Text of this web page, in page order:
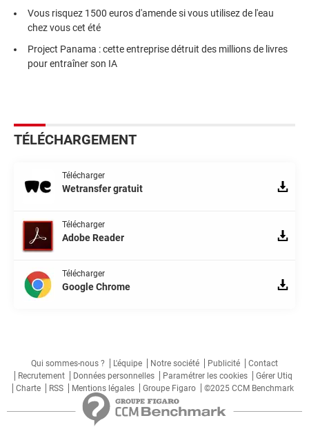
Vous risquez 1500 euros d'amende si vous utilisez de l'eau
chez vous cet été
Project Panama : cette entreprise détruit des millions de livres
pour entraîner son IA
TÉLÉCHARGEMENT
Télécharger
Wetransfer gratuit
Télécharger
Adobe Reader
Télécharger
Google Chrome
Qui sommes-nous ? L'équipe Notre société Publicité
Contact
Recrutement
Données personnelles Paramétrer les cookies
Gérer Utiq
Charte
RSS Mentions légales Groupe Figaro ©2025 CCM Benchmark